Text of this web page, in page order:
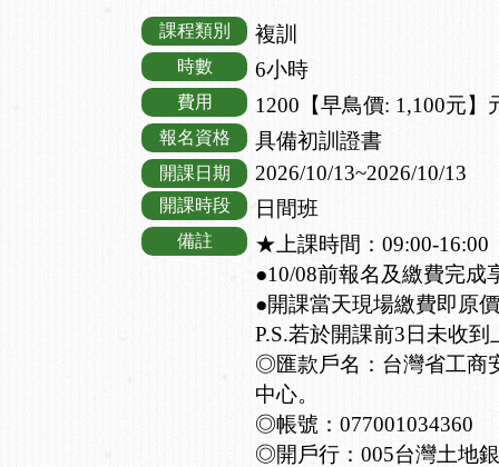
課程類別 複訓
時數 6小時
費用 1200【早鳥價: 1,100元】
報名資格 具備初訓證書
開課日期 2026/10/13~2026/10/13
開課時段 日間班
備註
★上課時間：09:00-16:00
●10/08前報名及繳費完成
●開課當天現場繳費即原
P.S.若於開課前3日未收
◎匯款戶名：台灣省工商
中心。
◎帳號：077001034360
◎開戶行：005台灣土地